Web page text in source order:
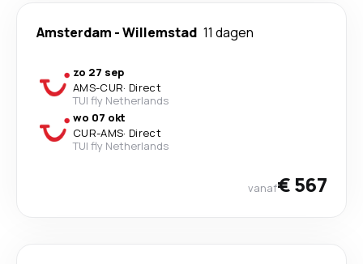
Amsterdam -Willemstad 11 dagen
zo 27 sep
AMS-CUR· Direct
TUI fly Netherlands
wo 07 okt
CUR-AMS· Direct
TUI fly Netherlands
vanaf€ 567